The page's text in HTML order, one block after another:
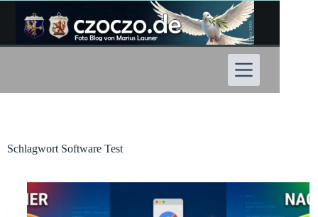
Inhalt
springen
Schlagwort Software Test